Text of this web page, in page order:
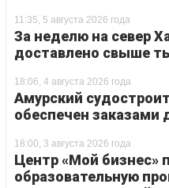
11:35, 5 августа 2026 года
За неделю на север
доставлено свыше
18:06, 4 августа 2026 года
Амурский
обеспечен заказами
18:00, 3 августа 2026 года
Центр «Мой бизнес»
образовательную